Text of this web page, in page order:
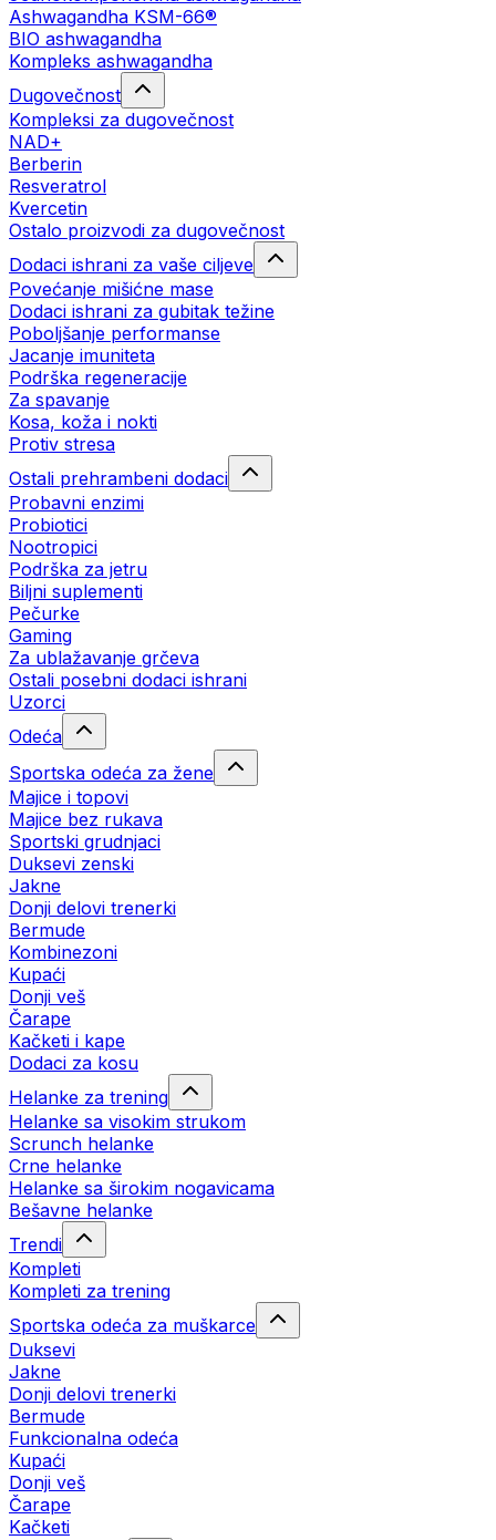
Ashwagandha KSM-66®
BIO ashwagandha
Kompleks ashwagandha
Dugovečnost
Kompleksi za dugovečnost
NAD+
Berberin
Resveratrol
Kvercetin
Ostalo proizvodi za dugovečnost
Dodaci ishrani za vaše ciljeve
Povećanje mišićne mase
Dodaci ishrani za gubitak težine
Poboljšanje performanse
Jacanje imuniteta
Podrška regeneracije
Za spavanje
Kosa, koža i nokti
Protiv stresa
Ostali prehrambeni dodaci
Probavni enzimi
Probiotici
Nootropici
Podrška za jetru
Biljni suplementi
Pečurke
Gaming
Za ublažavanje grčeva
Ostali posebni dodaci ishrani
Uzorci
Odeća
Sportska odeća za žene
Majice i topovi
Majice bez rukava
Sportski grudnjaci
Duksevi zenski
Jakne
Donji delovi trenerki
Bermude
Kombinezoni
Kupaći
Donji veš
Čarape
Kačketi i kape
Dodaci za kosu
Helanke za trening
Helanke sa visokim strukom
Scrunch helanke
Crne helanke
Helanke sa širokim nogavicama
Bešavne helanke
Trendi
Kompleti
Kompleti za trening
Sportska odeća za muškarce
Duksevi
Jakne
Donji delovi trenerki
Bermude
Funkcionalna odeća
Kupaći
Donji veš
Čarape
Kačketi